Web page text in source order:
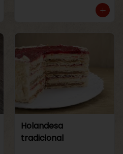
Holandesa
tradicional